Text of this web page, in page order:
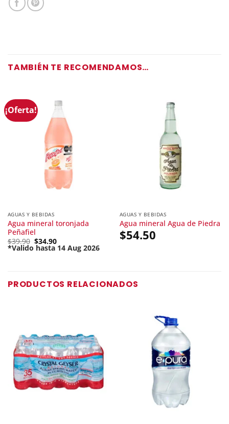
TAMBIÉN TE RECOMENDAMOS…
¡Oferta!
AGUAS Y BEBIDAS
Agua mineral toronjada
Peñafiel
$39.90 Original
price
was:
$34.90
*Valido hasta 14 Aug 2026
Current
AGUAS Y BEBIDAS
Agua mineral Agua de Piedra
$54.50
PRODUCTOS RELACIONADOS